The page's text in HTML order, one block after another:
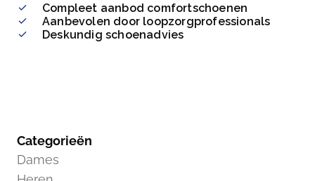
Compleet aanbod comfortschoenen
Aanbevolen door loopzorgprofessionals
Deskundig schoenadvies
Categorieën
Dames